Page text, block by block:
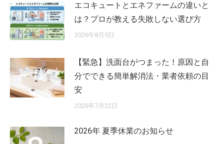
エコキュートとエネファームの違いと
は？プロが教える失敗しない選び方
2026年8月5日
【緊急】洗面台がつまった！原因と自
分でできる簡単解消法・業者依頼の目
安
2026年7月22日
2026年 夏季休業のお知らせ